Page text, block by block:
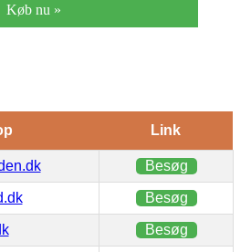
Køb nu »
Link
Besøg
Besøg
Besøg